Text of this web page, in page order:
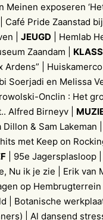
Meinen exposeren
| Café Pride Zaanstad
| JEUGD | Hemlab
Zaandam |
Ardens” |
Soerjadi en Melissa
Onclin : Het
Alfred Birneyv |
& Sam Lakeman
met Keep on
| 95e Jagersplasloop
Nu ik je zie | Erik van
op
| Botanische
| Al dansend